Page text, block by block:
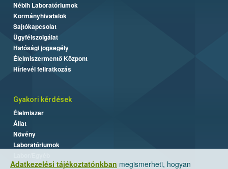
Adatkezelési tájékoztatónkban megismerheti, hogyan
Nébih Laboratóriumok
Kormányhivatalok
Sajtókapcsolat
Ügyfélszolgálat
Hatósági jogsegély
Élelmiszermentő Központ
Hírlevél feliratkozás
Gyakori kérdések
Élelmiszer
Állat
Növény
Laboratóriumok